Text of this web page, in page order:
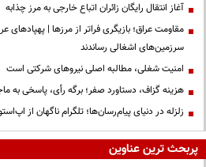
آغاز انتقال رایگان زائران اتباع خارجی به مرز چذابه
مقاومت عراق؛ بازیگری فراتر از مرزها | پهپادهای
سرزمین‌های اشغالی رساندند
‌امنیت شغلی، مطالبه اصلی نیروهای شرکتی است
هزینه گزاف، دستاورد صفر؛ برگه رأی، پاسخی به
زلزله در دنیای پیام‌رسان‌ها؛ تلگرام ناگهان از
پربحث ترین عناوین